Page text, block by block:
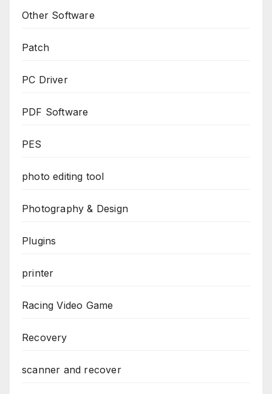
Other Software
Patch
PC Driver
PDF Software
PES
photo editing tool
Photography & Design
Plugins
printer
Racing Video Game
Recovery
scanner and recover